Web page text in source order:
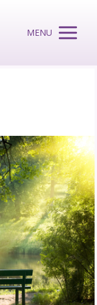
MENU